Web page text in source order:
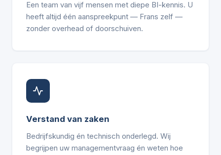
Een team van vijf mensen met diepe BI-kennis. U
heeft altijd één aanspreekpunt — Frans zelf —
zonder overhead of doorschuiven.
Verstand van zaken
Bedrijfskundig én technisch onderlegd. Wij
begrijpen uw managementvraag én weten hoe